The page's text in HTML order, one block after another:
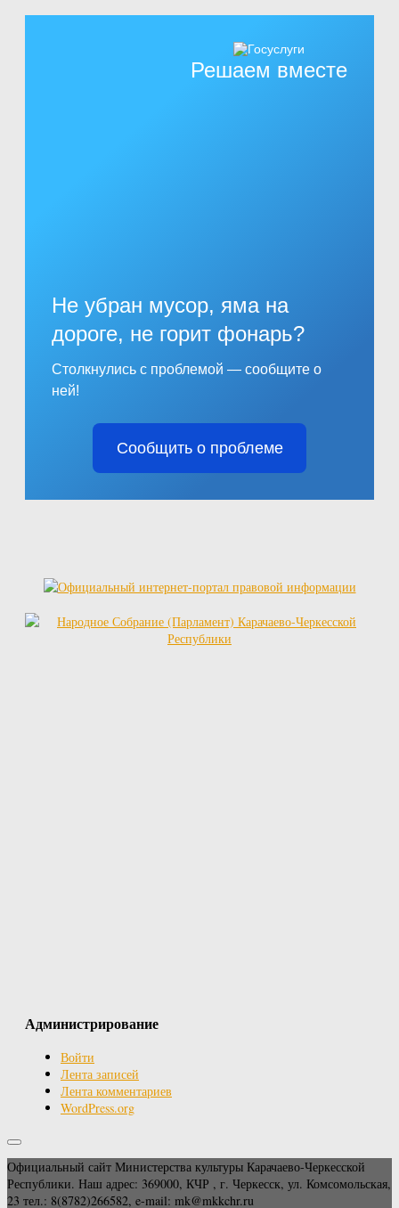
Решаем вместе
Не убран мусор, яма на
дороге, не горит фонарь?
Столкнулись с проблемой — сообщите о
ней!
Сообщить о проблеме
Администрирование
Войти
Лента записей
Лента комментариев
WordPress.org
Официальный сайт Министерства культуры Карачаево-Черкесской
Республики. Наш адрес: 369000, КЧР , г. Черкесск, ул. Комсомольская,
23 тел.: 8(8782)266582, e-mail: mk@mkkchr.ru